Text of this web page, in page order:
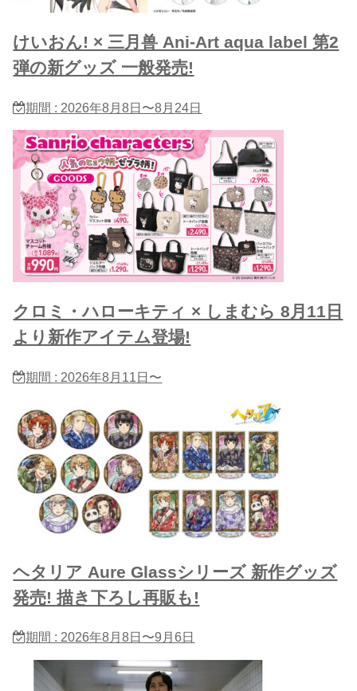
けいおん! × 三月兽 Ani-Art aqua label 第2
弾の新グッズ 一般発売!
期間 : 2026年8月8日〜8月24日
クロミ・ハローキティ × しまむら 8月11日
より新作アイテム登場!
期間 : 2026年8月11日〜
ヘタリア Aure Glassシリーズ 新作グッズ
発売! 描き下ろし再販も!
期間 : 2026年8月8日〜9月6日